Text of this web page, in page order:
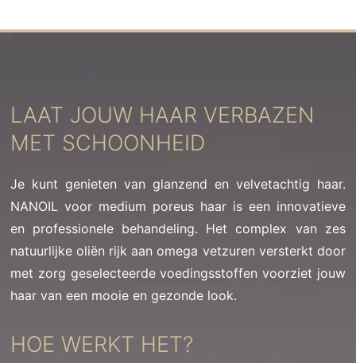
LAAT JOUW HAAR VERBAZEN
MET SCHOONHEID
Je kunt genieten van glanzend en velvetachtig haar.
NANOIL voor medium poreus haar is een innovatieve
en professionele behandeling. Het complex van zes
natuurlijke oliën rijk aan omega vetzuren versterkt door
met zorg geselecteerde voedingsstoffen voorziet jouw
haar van een mooie en gezonde look.
HOE WERKT HET?